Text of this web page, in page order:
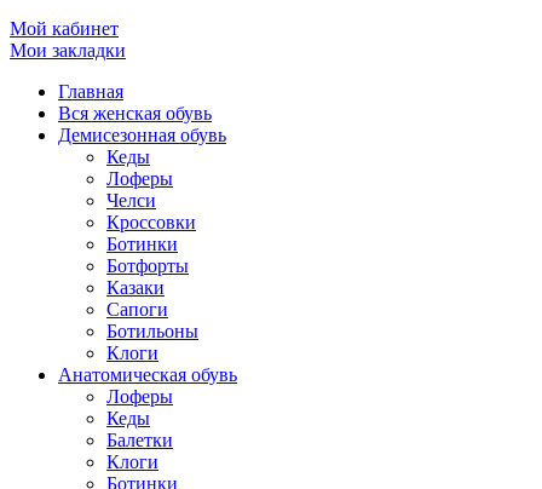
Мой кабинет
Мои закладки
Главная
Вся женская обувь
Демисезонная обувь
Кеды
Лоферы
Челси
Кроссовки
Ботинки
Ботфорты
Казаки
Сапоги
Ботильоны
Клоги
Анатомическая обувь
Лоферы
Кеды
Балетки
Клоги
Ботинки